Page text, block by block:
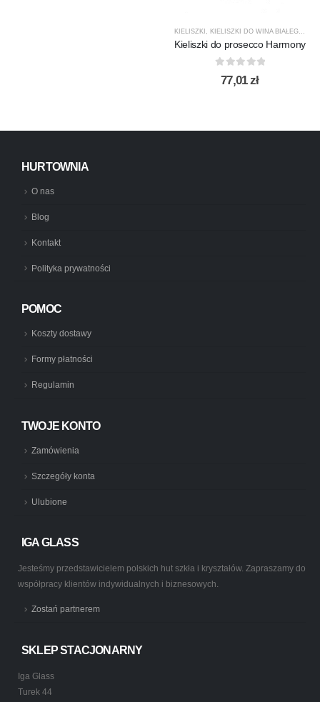
KIELISZKI , KIELISZKI DO WINA BIAŁEGO ,
Kieliszki do prosecco Harmony
out of 5
77,01zł
HURTOWNIA
O nas
Blog
Kontakt
Polityka prywatności
POMOC
Koszty dostawy
Formy płatności
Regulamin
TWOJE KONTO
Zamówienia
Szczegóły konta
Ulubione
IGA GLASS
Jesteśmy przedstawicielem polskich hut szkła i kryształów. Zapraszamy do
współpracy klientów indywidualnych i biznesowych.
Zostań partnerem
SKLEP STACJONARNY
Iga Glass
Turek 44